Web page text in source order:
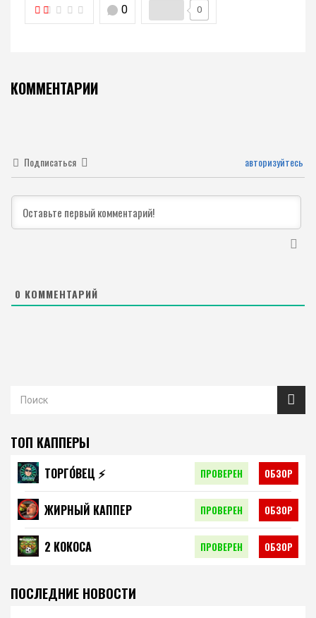
0 0
КОММЕНТАРИИ
Подписаться авторизуйтесь
0 КОММЕНТАРИЙ
ТОП КАППЕРЫ
ТОРГО́ВЕЦ ⚡️ ПРОВЕРЕН ОБЗОР
ЖИРНЫЙ КАППЕР ПРОВЕРЕН ОБЗОР
2 КОКОСА ПРОВЕРЕН ОБЗОР
ПОСЛЕДНИЕ НОВОСТИ